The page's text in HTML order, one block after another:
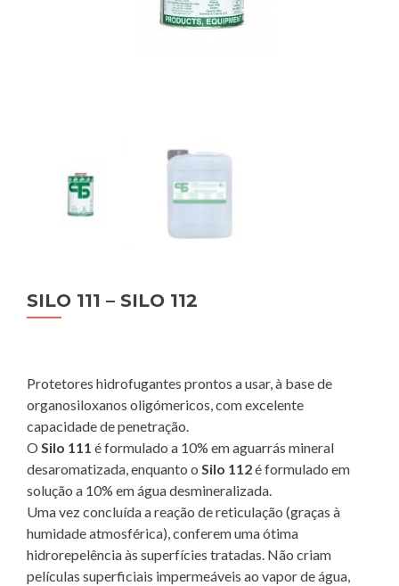
SILO 111 – SILO 112
Protetores hidrofugantes prontos a usar, à base de
organosiloxanos oligómericos, com excelente
capacidade de penetração.
O Silo 111 é formulado a 10% em aguarrás mineral
desaromatizada, enquanto o Silo 112é formulado em
solução a 10% em água desmineralizada.
Uma vez concluída a reação de reticulação (graças à
humidade atmosférica), conferem uma ótima
hidrorepelência às superfícies tratadas. Não criam
películas superficiais impermeáveis ao vapor de água,